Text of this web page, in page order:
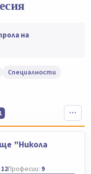
на
Специалности
”Никола
12Професии: 9